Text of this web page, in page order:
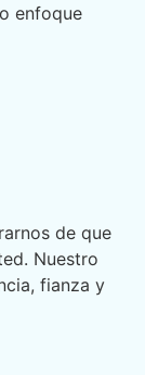
enfoque
de que
Nuestro
fianza y